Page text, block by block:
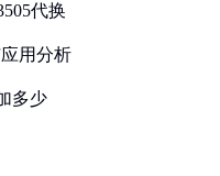
代换
用分析
多少